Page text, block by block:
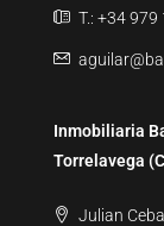
T.: +34 979
Inmobiliaria
Torrelavega
Julian